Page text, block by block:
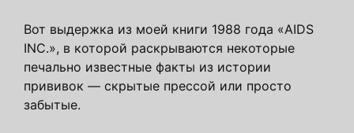
Вот выдержка из моей книги 1988 года «AIDS
INC.», в которой раскрываются некоторые
печально известные факты из истории
прививок — скрытые прессой или просто
забытые.